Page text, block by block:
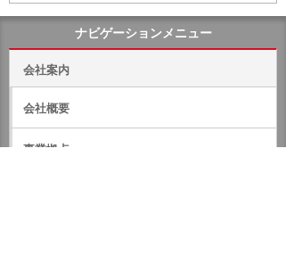
ナビゲーションメニュー
会社案内
会社概要
事業拠点